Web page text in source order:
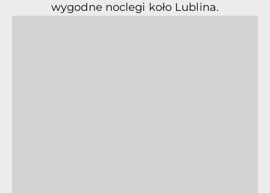
wygodne noclegi koło Lublina.